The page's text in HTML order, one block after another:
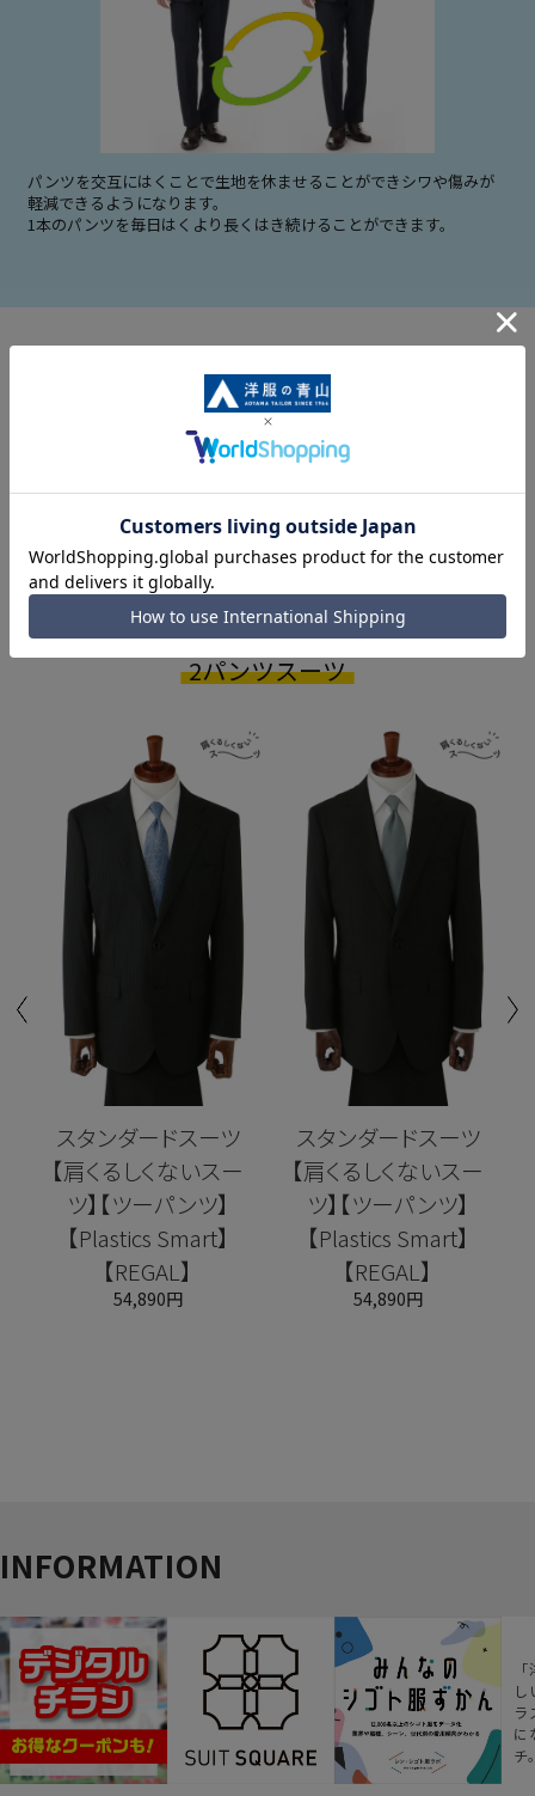
パンツを交互にはくことで生地を休ませることができシワや傷みが
軽減できるようになります。
1本のパンツを毎日はくより長くはき続けることができます。
２パンツはこういう時も役に立ちます
出張時の替えのスペアパンツとしても
雨で汚れたパンツをクリーニングに出しても
上着を脱ぐことの多いシーズンでも
長持ち2倍！交互にはこう！
スタンダードスタイル
2パンツスーツ
スタンダードスーツ
【肩くるしくないスー
ツ】【ツーパンツ】
【Plastics Smart】
【REGAL】
54,890円
スタンダードスーツ
【肩くるしくないスー
ツ】【ツーパンツ】
【Plastics Smart】
【REGAL】
54,890円
INFORMATION
し
ラ
に
チ